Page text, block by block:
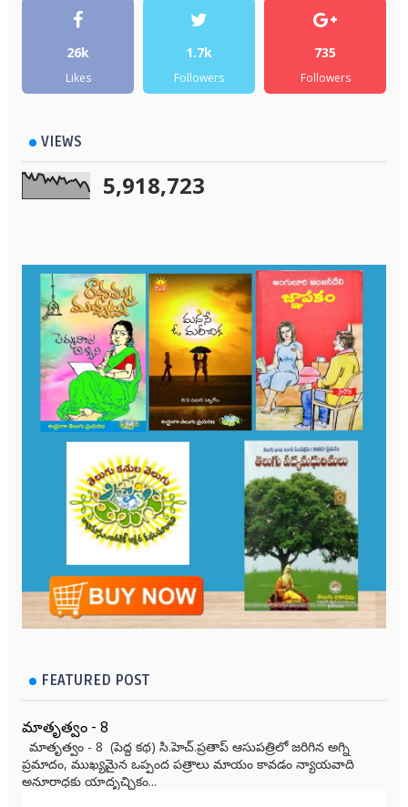
26k
Likes
1.7k
Followers
735
Followers
VIEWS
5,918,723
FEATURED POST
మాతృత్వం - 8
మాతృత్వం - 8 (పెద్ద కథ) సి.హెచ్.ప్రతాప్ ఆసుపత్రిలో జరిగిన అగ్ని
ప్రమాదం, ముఖ్యమైన ఒప్పంద పత్రాలు మాయం కావడం న్యాయవాది
అనూరాధకు యాదృచ్ఛికం...